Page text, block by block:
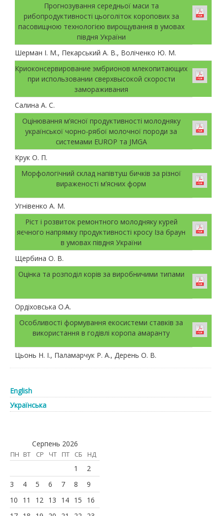
Прогнозування середньої маси та
рибопродуктивності цьоголіток коропових за
пасовищною технологією вирощування в умовах
півдня України
Шерман І. М., Пекарський А. В., Воліченко Ю. М.
Криоконсервирование эмбрионов млекопитающих
при использовании сверхвысокой скорости
замораживания
Салина А. С.
Оцінювання м’ясної продуктивності молодняку
української чорно-рябої молочної породи за
системами EUROP та JMGA
Крук О. П.
Морфологічний склад напівтуш бичків за різної
вираженості м’ясних форм
Угнівенко А. М.
Ріст і розвиток ремонтного молодняку курей
яєчного напрямку продуктивності кросу Іза браун
в умовах півдня України
Щербина О. В.
Оцінка та розподіл корів за виробничими типами
Ордіховська О.А.
Особливості формування екосистеми ставків за
використання в годівлі коропа амаранту
Цьонь Н. І., Паламарчук Р. А., Дерень О. В.
English
Українська
Серпень 2026
ПН ВТ СР ЧТ ПТ СБ НД
1
2
3
4 5 6 7 8
9
10
11 12 13 14 15
16